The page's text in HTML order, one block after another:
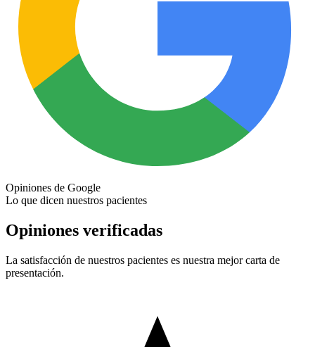
Opiniones de Google
Lo que dicen nuestros pacientes
Opiniones verificadas
La satisfacción de nuestros pacientes es nuestra mejor carta de
presentación.